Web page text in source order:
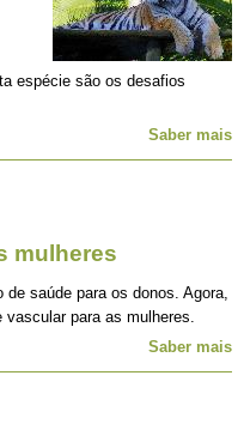
espécie são os desafios
Saber mais
mulheres
saúde para os donos. Agora,
para as mulheres.
Saber mais